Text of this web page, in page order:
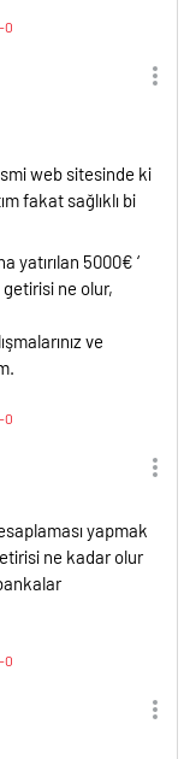
-0
web sitesinde ki
fakat sağlıklı bi
yatırılan 5000€ ‘
ne olur,
ve
-0
yapmak
ne kadar olur
-0